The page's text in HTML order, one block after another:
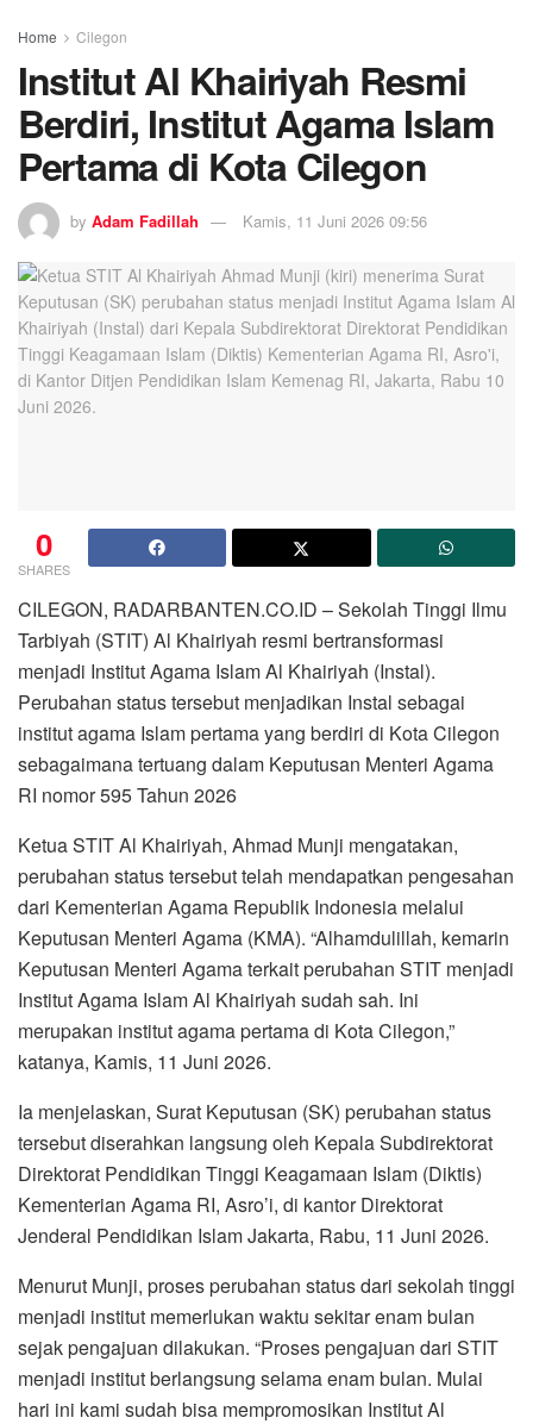
Home Cilegon
Institut Al Khairiyah Resmi
Berdiri, Institut Agama Islam
Pertama di Kota Cilegon
by Adam Fadillah Kamis, 11 Juni 2026 09:56
0
SHARES
CILEGON, RADARBANTEN.CO.ID – Sekolah Tinggi Ilmu
Tarbiyah (STIT) Al Khairiyah resmi bertransformasi
menjadi Institut Agama Islam Al Khairiyah (Instal).
Perubahan status tersebut menjadikan Instal sebagai
institut agama Islam pertama yang berdiri di Kota Cilegon
sebagaimana tertuang dalam Keputusan Menteri Agama
RI nomor 595 Tahun 2026
Ketua STIT Al Khairiyah, Ahmad Munji mengatakan,
perubahan status tersebut telah mendapatkan pengesahan
dari Kementerian Agama Republik Indonesia melalui
Keputusan Menteri Agama (KMA). “Alhamdulillah, kemarin
Keputusan Menteri Agama terkait perubahan STIT menjadi
Institut Agama Islam Al Khairiyah sudah sah. Ini
merupakan institut agama pertama di Kota Cilegon,”
katanya, Kamis, 11 Juni 2026.
Ia menjelaskan, Surat Keputusan (SK) perubahan status
tersebut diserahkan langsung oleh Kepala Subdirektorat
Direktorat Pendidikan Tinggi Keagamaan Islam (Diktis)
Kementerian Agama RI, Asro’i, di kantor Direktorat
Jenderal Pendidikan Islam Jakarta, Rabu, 11 Juni 2026.
Menurut Munji, proses perubahan status dari sekolah tinggi
menjadi institut memerlukan waktu sekitar enam bulan
sejak pengajuan dilakukan. “Proses pengajuan dari STIT
menjadi institut berlangsung selama enam bulan. Mulai
hari ini kami sudah bisa mempromosikan Institut Al